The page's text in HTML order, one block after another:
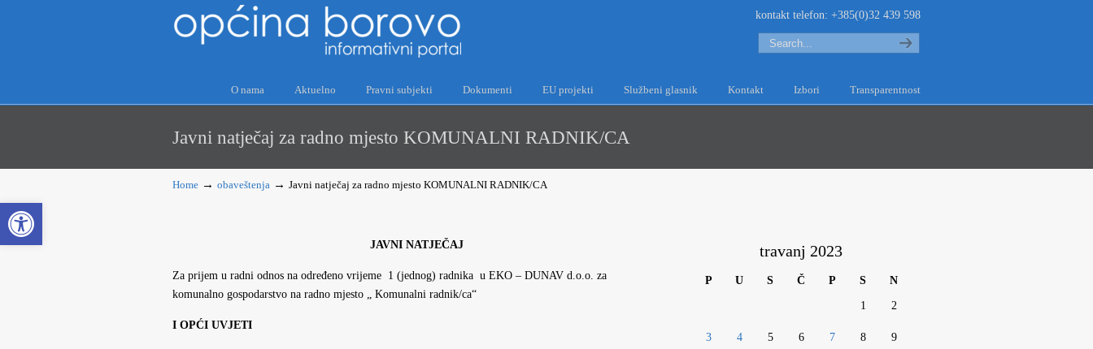
Open toolbar
kontakt telefon: +385(0)32 439 598
Search
O nama Aktuelno Pravni subjekti Dokumenti EU projekti Službeni glasnik Kontakt Izbori Transparentnost
Javni natječaj za radno mjesto KOMUNALNI RADNIK/CA
Home → obaveštenja → Javni natječaj za radno mjesto KOMUNALNI RADNIK/CA
JAVNI NATJEČAJ
Za prijem u radni odnos na određeno vrijeme 1 (jednog) radnika u EKO – DUNAV d.o.o. za
komunalno gospodarstvo na radno mjesto „ Komunalni radnik/ca“
I OPĆI UVJETI
travanj 2023
P U S Č P S N
1 2
3 4 5 6 7 8 9